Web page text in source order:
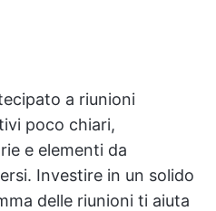
a riunioni
poco chiari,
e elementi da
Investire in un solido
delle riunioni ti aiuta